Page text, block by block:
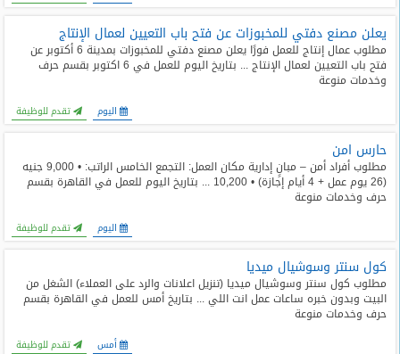
يعلن مصنع دفتي للمخبوزات عن فتح باب التعيين لعمال الإنتاج
مطلوب عمال إنتاج للعمل فورًا يعلن مصنع دفتي للمخبوزات بمدينة 6 أكتوبر عن
فتح باب التعيين لعمال الإنتاج ... بتاريخ اليوم للعمل في 6 اكتوبر بقسم حرف
وخدمات منوعة
اليوم تقدم للوظيفة
حارس امن
مطلوب أفراد أمن – مبانٍ إدارية مكان العمل: التجمع الخامس الراتب: • 9,000 جنيه
(26 يوم عمل + 4 أيام إجازة) • 10,200 ... بتاريخ اليوم للعمل في القاهرة بقسم
حرف وخدمات منوعة
اليوم تقدم للوظيفة
كول سنتر وسوشيال ميديا
مطلوب كول سنتر وسوشيال ميديا (تنزيل اعلانات والرد على العملاء) الشغل من
البيت وبدون خبره ساعات عمل انت اللي ... بتاريخ أمس للعمل في القاهرة بقسم
حرف وخدمات منوعة
أمس تقدم للوظيفة